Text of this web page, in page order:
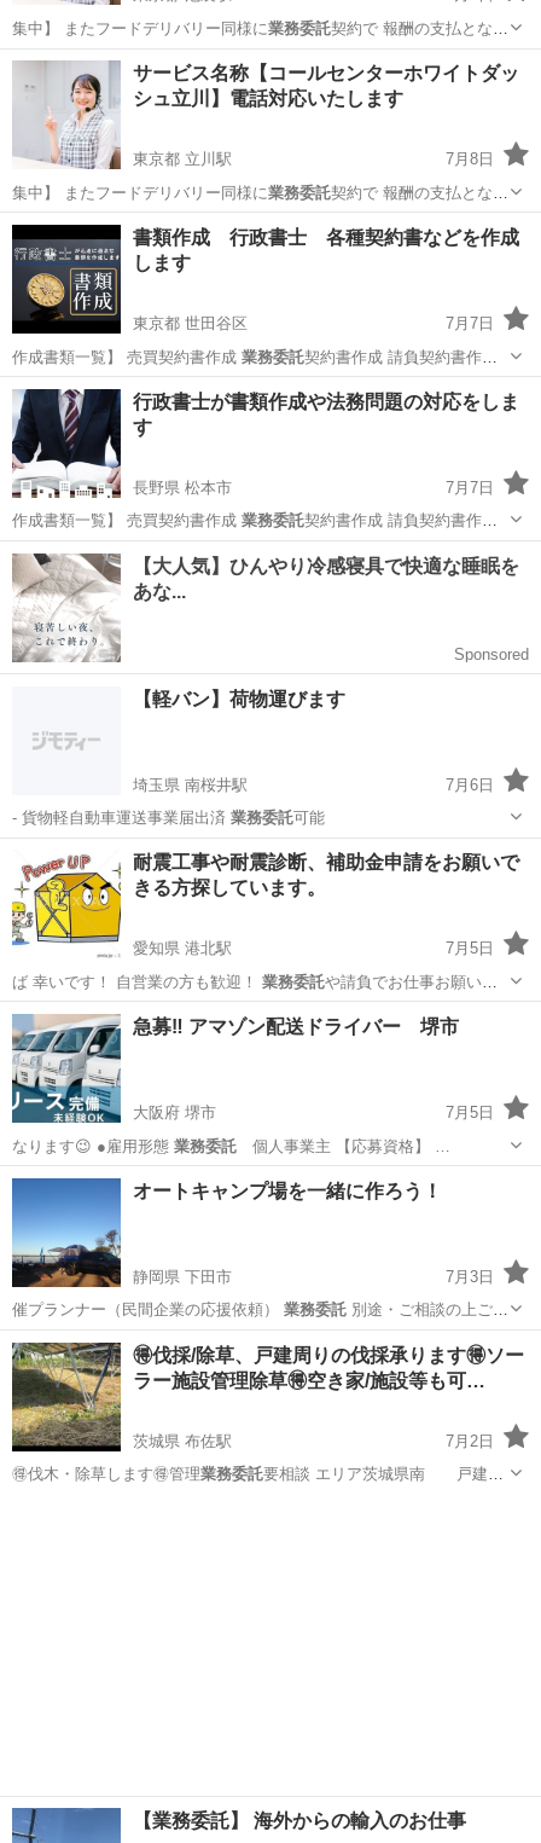
集中】 またフードデリバリー同様に業務委託契約で 報酬の支払となり
ます。 …
東京 豊島区 池袋駅 その他
サービス名称【コールセンターホワイトダッ
シュ立川】電話対応いたします
東京都 立川駅
7月8日
集中】 またフードデリバリー同様に業務委託契約で 報酬の支払となり
ます。 …
東京 立川市 立川駅 その他 無料
書類作成 行政書士 各種契約書などを作成
します
東京都 世田谷区
7月7日
作成書類一覧】 売買契約書作成 業務委託契約書作成 請負契約書作成
代理…
東京 世田谷区 その他 内容証明
行政書士が書類作成や法務問題の対応をしま
す
長野県 松本市
7月7日
作成書類一覧】 売買契約書作成 業務委託契約書作成 請負契約書作成
代理…
長野 松本市 その他 利用規約
【軽バン】荷物運びます
埼玉県 南桜井駅
7月6日
- 貨物軽自動車運送事業届出済 業務委託可能
春日部市 南桜井駅 運搬代行 業務委託
耐震工事や耐震診断、補助金申請をお願いで
きる方探しています。
愛知県 港北駅
7月5日
ば 幸いです！ 自営業の方も歓迎！ 業務委託や請負でお仕事お願いも
できます＾＾
愛知 名古屋市 設計事務所
急募‼︎ アマゾン配送ドライバー 堺市
大阪府 堺市
7月5日
なります😉 ●雇用形態 業務委託 個人事業主 【応募資格】 …
大阪 堺市 運搬代行 業務委託
オートキャンプ場を一緒に作ろう！
静岡県 下田市
7月3日
催プランナー（民間企業の応援依頼） 業務委託別途・ご相談の上ご提
案します “…
静岡 下田市 その他 業務委託
🉐伐採/除草、戸建周りの伐採承ります🉐ソー
ラー施設管理除草🉐空き家/施設等も可…
茨城県 布佐駅
7月2日
🉐伐木・除草します🉐管理業務委託要相談 エリア茨城県南 戸建て
【業務委託】 海外からの輸入のお仕事